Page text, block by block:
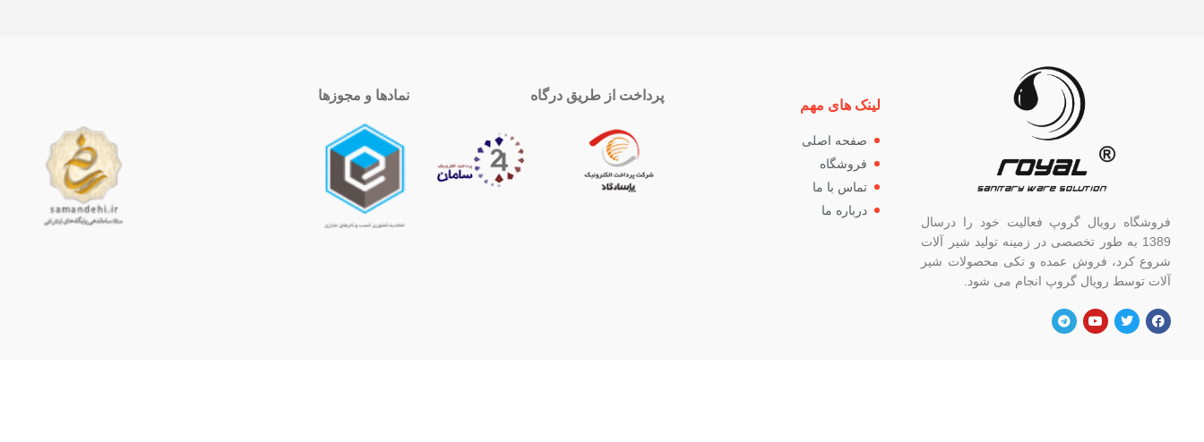
فروشگاه رویال گروپ فعالیت خود را درسال
1389 به طور تخصصی در زمینه تولید شیر آلات
شروع کرد، فروش عمده و تکی محصولات شیر
آلات توسط رویال گروپ انجام می شود.
لینک های مهم
صفحه اصلی
فروشگاه
تماس با ما
درباره ما
پرداخت از طریق درگاه نمادها و مجوزها